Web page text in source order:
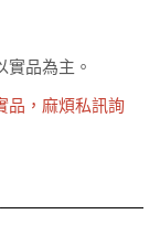
實品為主。
品，麻煩私訊詢